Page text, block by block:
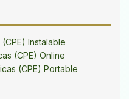
Instalable
(CPE) Online
(CPE) Portable